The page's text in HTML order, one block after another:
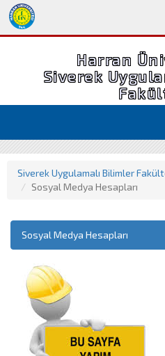
Siverek
Siverek Uygulamalı Bilimler
Sosyal Medya Hesapları
Sosyal Medya Hesapları